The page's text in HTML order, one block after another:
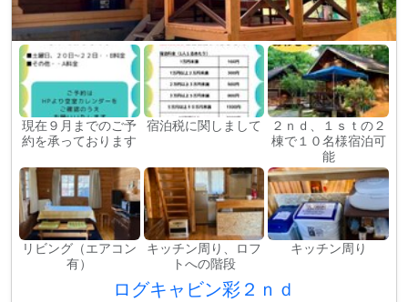
現在９月までのご予
約を承っております
宿泊税に関しまして
２ｎｄ、１ｓｔの２
棟で１０名様宿泊可
能
リビング（エアコン
有）
キッチン周り、ロフ
トへの階段
キッチン周り
ログキャビン彩２ｎｄ